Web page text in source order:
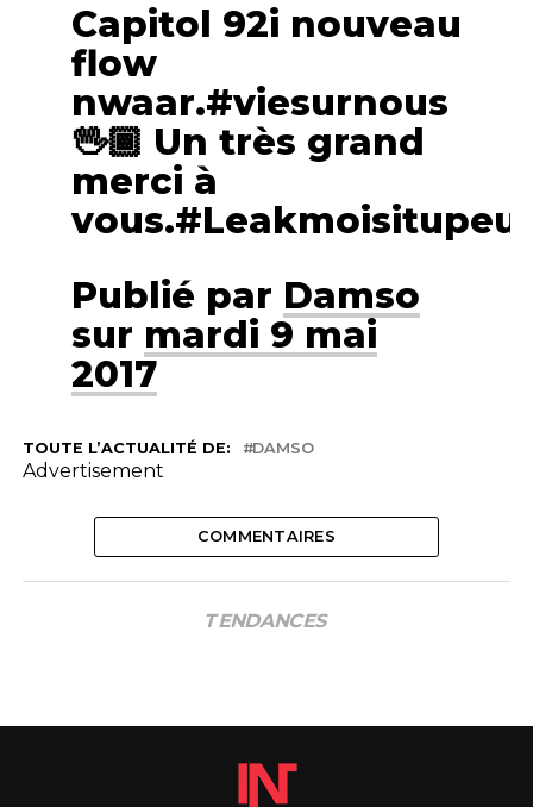
Capitol 92i nouveau
flow
nwaar.#viesurnous
🖖🏾 Un très grand
merci à
Publié par Damso
sur mardi 9 mai
2017
TOUTE L’ACTUALITÉ DE: DAMSO
Advertisement
COMMENTAIRES
TENDANCES